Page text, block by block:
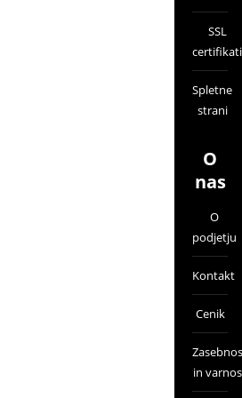
SSL
certifikati
Spletne
strani
O
nas
O
podjetju
Kontakt
Cenik
in